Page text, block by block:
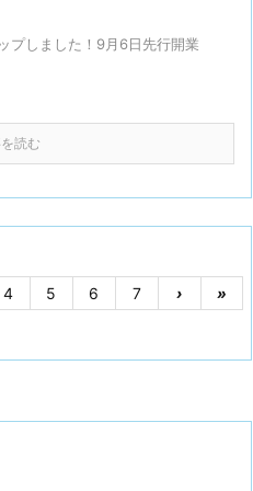
プしました！9月6日先行開業
読む
4 5 6 7 › »